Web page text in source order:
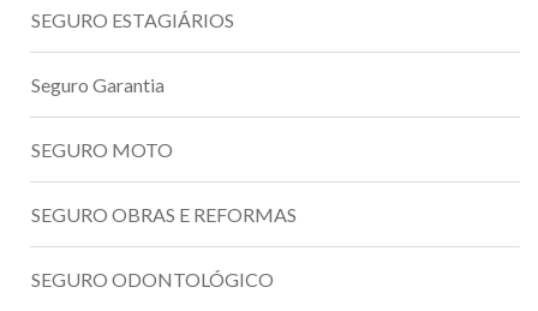
SEGURO ESTAGIÁRIOS
Seguro Garantia
SEGURO MOTO
SEGURO OBRAS E REFORMAS
SEGURO ODONTOLÓGICO